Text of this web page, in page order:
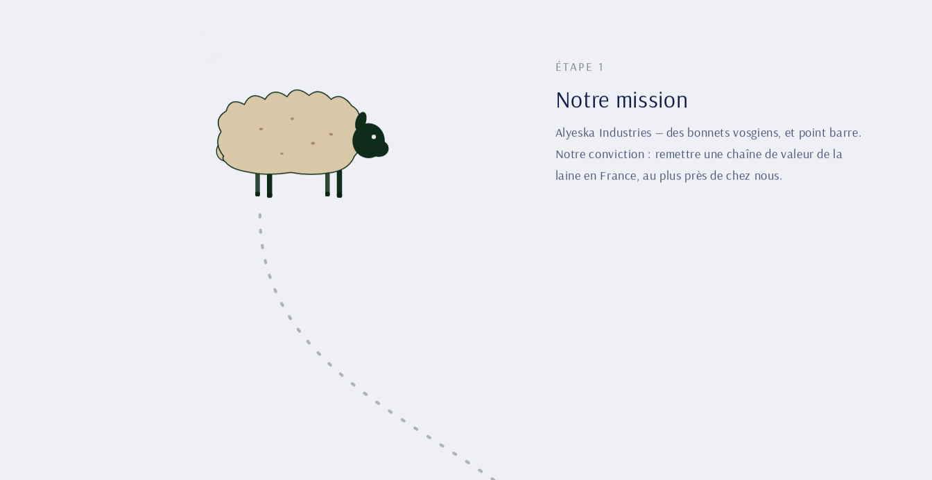
ÉTAPE 1
Notre mission
Alyeska Industries — des bonnets vosgiens, et point barre.
Notre conviction : remettre une chaîne de valeur de la
laine en France, au plus près de chez nous.